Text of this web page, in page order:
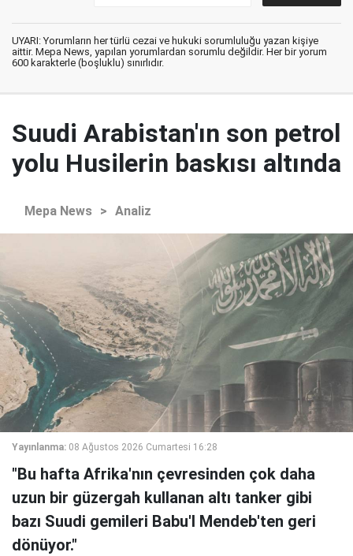
UYARI: Yorumların her türlü cezai ve hukuki sorumluluğu yazan kişiye
aittir. Mepa News, yapılan yorumlardan sorumlu değildir. Her bir yorum
600 karakterle (boşluklu) sınırlıdır.
Suudi Arabistan'ın son petrol
yolu Husilerin baskısı altında
Mepa News > Analiz
Yayınlanma: 08 Ağustos 2026 Cumartesi 16:28
"Bu hafta Afrika'nın çevresinden çok daha
uzun bir güzergah kullanan altı tanker gibi
bazı Suudi gemileri Babu'l Mendeb'ten geri
dönüyor."